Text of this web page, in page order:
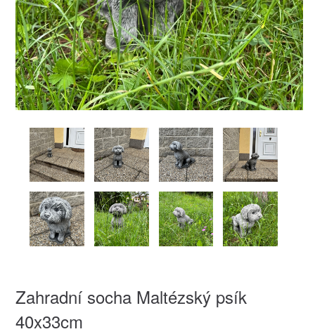
Zahradní socha Maltézský psík
40x33cm